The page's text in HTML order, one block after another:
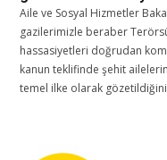
Aile ve Sosyal Hizmetler
gazilerimizle beraber
hassasiyetleri doğrudan
kanun teklifinde şehit
temel ilke olarak